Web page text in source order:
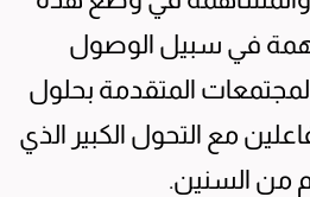
في سبيل الوصول
المتقدمة بحلول
متفاعلين مع التحول الكبير الذي
من السنين.